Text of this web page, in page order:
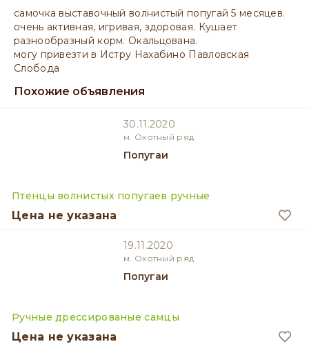
самочка выставочный волнистый попугай 5 месяцев.
очень активная, игривая, здоровая. Кушает
разнообразный корм. Окальцована.
могу привезти в Истру Нахабино Павловская
Слобода
Похожие объявления
30.11.2020
м. Охотный ряд
Попугаи
Птенцы волнистых попугаев ручные
Цена не указана
19.11.2020
м. Охотный ряд
Попугаи
Ручные дрессированые самцы
Цена не указана